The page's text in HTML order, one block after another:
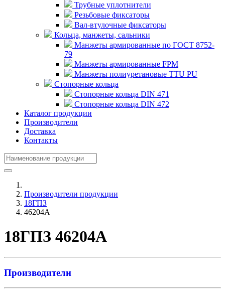
Трубные уплотнители
Резьбовые фиксаторы
Вал-втулочные фиксаторы
Кольца, манжеты, сальники
Манжеты армированные по ГОСТ 8752-
79
Манжеты армированные FPM
Манжеты полиуретановые TTU PU
Стопорные кольца
Стопорные кольца DIN 471
Стопорные кольца DIN 472
Каталог продукции
Производители
Доставка
Контакты
Производители продукции
18ГПЗ
46204А
18ГПЗ 46204А
Производители